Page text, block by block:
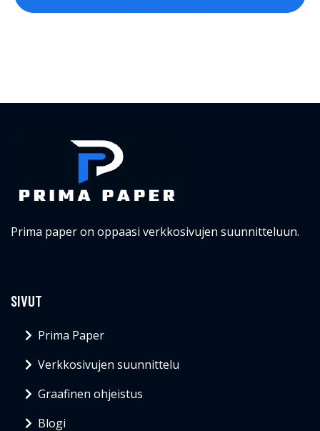
Prima paper on oppaasi verkkosivujen suunnitteluun.
SIVUT
Prima Paper
Verkkosivujen suunnittelu
Graafinen ohjeistus
Blogi